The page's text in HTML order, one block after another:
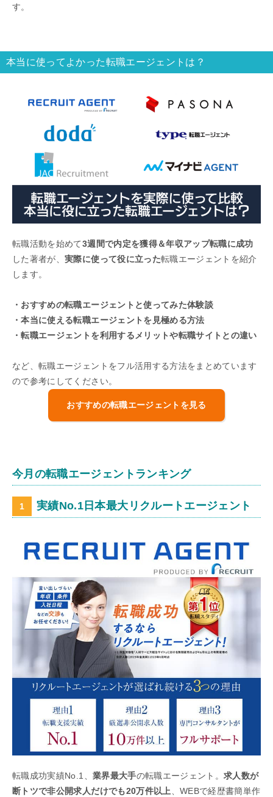
す。
本当に使ってよかった転職エージェントは？
転職活動を始めて3週間で内定を獲得＆年収アップ転職に成功
した著者が、実際に使って役に立った転職エージェントを紹介
します。
・おすすめの転職エージェントと使ってみた体験談
・本当に使える転職エージェントを見極める方法
・転職エージェントを利用するメリットや転職サイトとの違い
など、転職エージェントをフル活用する方法をまとめています
ので参考にしてください。
おすすめの転職エージェントを見る
今月の転職エージェントランキング
実績No.1日本最大リクルートエージェント
転職成功実績No.1、 業界最大手の転職エージェント。求人数が
断トツで非公開求人だけでも20万件以上
、WEBで経歴書簡単作